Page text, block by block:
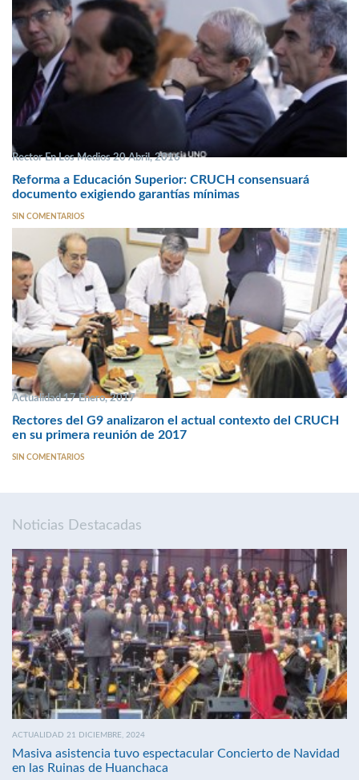
Rector En Los Medios 20 Abril, 2016
Reforma a Educación Superior: CRUCH consensuará
documento exigiendo garantías mínimas
SIN COMENTARIOS
Actualidad 17 Enero, 2017
Rectores del G9 analizaron el actual contexto del CRUCH
en su primera reunión de 2017
SIN COMENTARIOS
Noticias Destacadas
ACTUALIDAD 21 DICIEMBRE, 2024
Masiva asistencia tuvo espectacular Concierto de Navidad
en las Ruinas de Huanchaca